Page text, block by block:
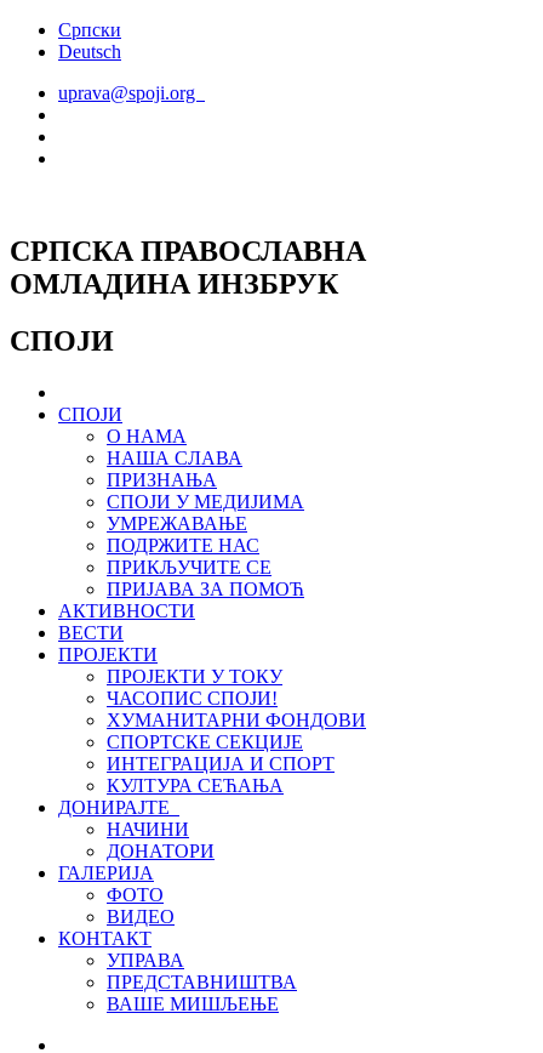
СкочитеСрпски
Deutsch
uprava@spoji.org
СРПСКА ПРАВОСЛАВНА
ОМЛАДИНА ИНЗБРУК
СПОЈИ
СПОЈИ
О НАМА
НАША СЛАВА
ПРИЗНАЊА
СПОЈИ У МЕДИЈИМА
УМРЕЖАВАЊЕ
ПОДРЖИТЕ НАС
ПРИКЉУЧИТЕ СЕ
ПРИЈАВА ЗА ПОМОЋ
АКТИВНОСТИ
ВЕСТИ
ПРОЈЕКТИ
ПРОЈЕКТИ У ТОКУ
ЧАСОПИС СПОЈИ!
ХУМАНИТАРНИ ФОНДОВИ
СПОРТСКЕ СЕКЦИЈЕ
ИНТЕГРАЦИЈА И СПОРТ
КУЛТУРА СЕЋАЊА
ДОНИРАЈТЕ
НАЧИНИ
ДОНАТОРИ
ГАЛЕРИЈА
ФОТО
ВИДЕО
КОНТАКТ
УПРАВА
ПРЕДСТАВНИШТВА
ВАШЕ МИШЉЕЊЕ